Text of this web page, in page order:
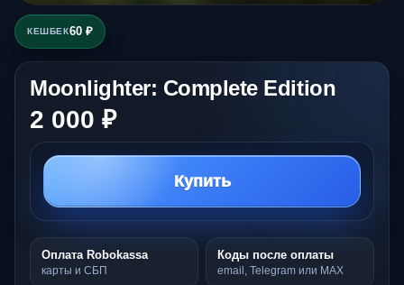
КЕШБЕК60 ₽
Moonlighter: Complete Edition
2 000 ₽
Купить
Оплата Robokassa
карты и СБП
Коды после оплаты
email, Telegram или MAX